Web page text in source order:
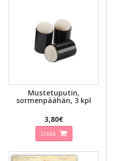
Mustetuputin,
sormenpäähän, 3 kpl
3,80€
Lisää